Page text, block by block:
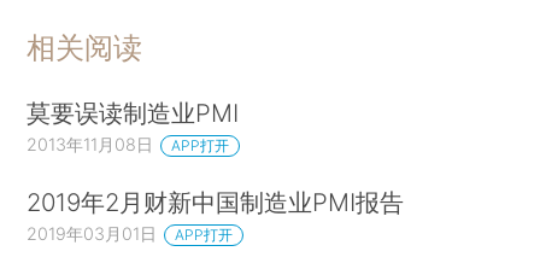
相关阅读
莫要误读制造业PMI
2013年11月08日 APP打开
2019年2月财新中国制造业PMI报告
2019年03月01日 APP打开